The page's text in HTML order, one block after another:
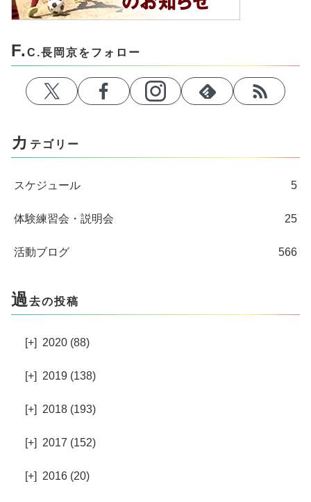
F. C.長岡京をフォロー
カ テゴリー
スケジュール 5
体験練習会・説明会 25
活動ブログ 566
過 去の投稿
[+] 2020 (88)
[+] 2019 (138)
[+] 2018 (193)
[+] 2017 (152)
[+] 2016 (20)